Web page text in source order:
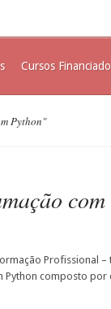
Cursos
Python"
Profissional
Python composto por